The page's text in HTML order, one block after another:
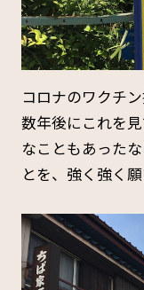
コロナのワクチ
数年後にこれを
なこともあった
とを、強く強く願